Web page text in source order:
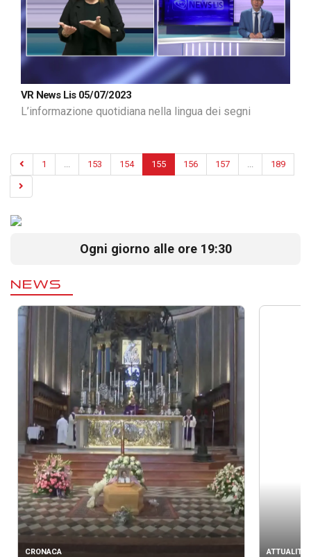
VR News Lis 05/07/2023
L’informazione quotidiana nella lingua dei segni
1 153 154 155 156 157 189
Ogni giorno alle ore 19:30
NEWS
CRONACA ATTUALITÀ